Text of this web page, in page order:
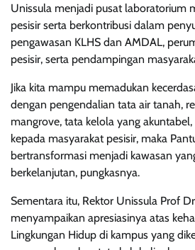
Unissula menjadi pusat laboratorium
pesisir serta berkontribusi dalam
pengawasan KLHS dan AMDAL,
pesisir, serta pendampingan
Jika kita mampu memadukan
dengan pengendalian tata air tanah,
mangrove, tata kelola yang
kepada masyarakat pesisir, maka
bertransformasi menjadi kawasan
berkelanjutan, pungkasnya.
Sementara itu, Rektor Unissula Prof
menyampaikan apresiasinya atas
Lingkungan Hidup di kampus yang